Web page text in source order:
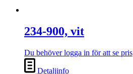
234-900, vit
Du behöver logga in för att se pris
Detaljinfo